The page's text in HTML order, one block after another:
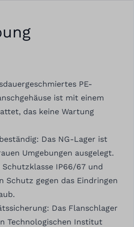
PE-
ist mit einem
das keine Wartung
Das NG-Lager ist
Umgebungen ausgelegt.
IP66/67 und
Schutz gegen das Eindringen
Das Flanschlager
Technologischen Institut